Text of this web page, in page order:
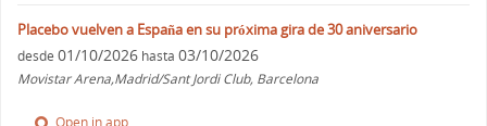
Placebo vuelven a España en su próxima gira de 30 aniversario
desde 01/10/2026 hasta 03/10/2026
Movistar Arena,Madrid/Sant Jordi Club, Barcelona
Open in app